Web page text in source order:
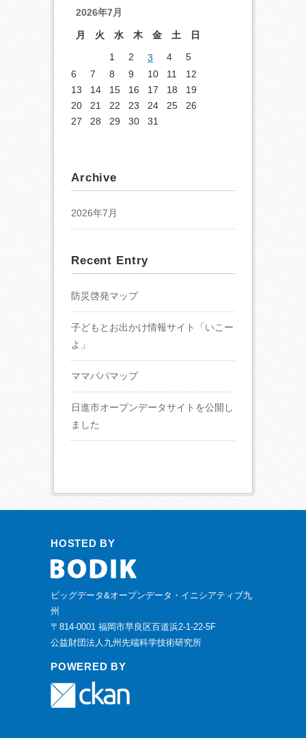
2026年7月
月 火 水 木 金 土
日
1
2 3 4
5
6
7 8 9 10 11
12
13
14 15 16 17 18
19
20
21 22 23 24 25
26
27
28 29 30 31
Archive
2026年7月
Recent Entry
防災啓発マップ
子どもとお出かけ情報サイト「いこー
よ」
ママパパマップ
日進市オープンデータサイトを公開し
ました
HOSTED BY
ビッグデータ&オープンデータ・イニシアティブ九
州
〒814-0001 福岡市早良区百道浜2-1-22-5F
公益財団法人九州先端科学技術研究所
POWERED BY